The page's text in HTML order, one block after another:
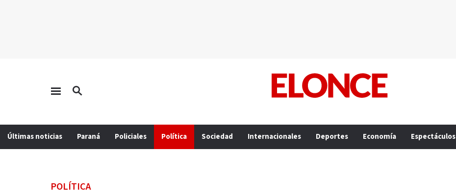
Últimas noticias Paraná Policiales Política Sociedad Internacionales Deportes Economía Espectáculos
POLÍTICA